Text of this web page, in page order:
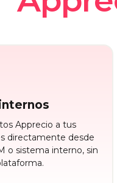
Apprecio a tus
directamente desde
o sistema interno, sin